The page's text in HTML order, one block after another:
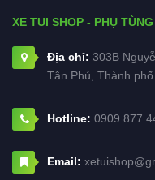
XE TUI SHOP - PHỤ
Địa chỉ: 303B
Tân Phú, Thành
Hotline:
Email: